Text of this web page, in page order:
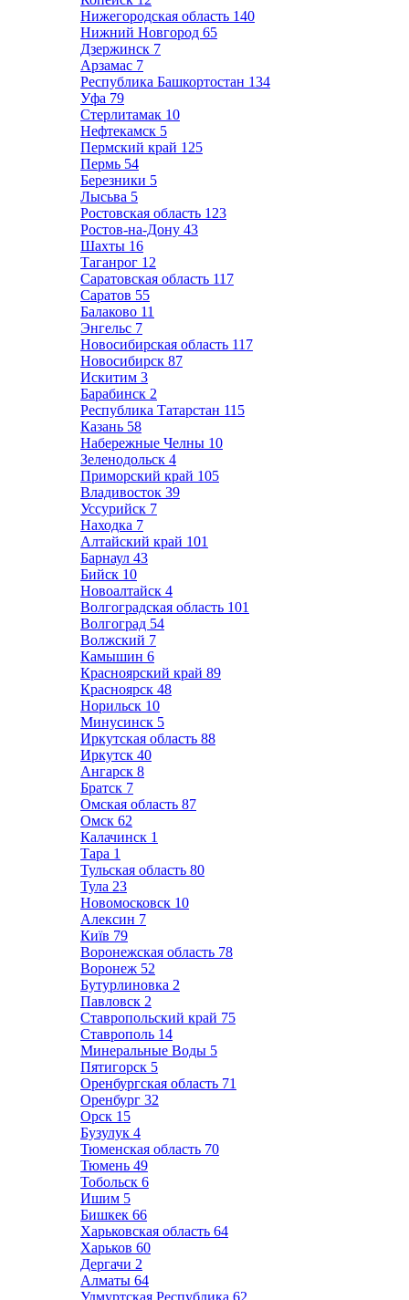
Нижегородская область 140
Нижний Новгород 65
Дзержинск 7
Арзамас 7
Республика Башкортостан 134
Уфа 79
Стерлитамак 10
Нефтекамск 5
Пермский край 125
Пермь 54
Березники 5
Лысьва 5
Ростовская область 123
Ростов-на-Дону 43
Шахты 16
Таганрог 12
Саратовская область 117
Саратов 55
Балаково 11
Энгельс 7
Новосибирская область 117
Новосибирск 87
Искитим 3
Барабинск 2
Республика Татарстан 115
Казань 58
Набережные Челны 10
Зеленодольск 4
Приморский край 105
Владивосток 39
Уссурийск 7
Находка 7
Алтайский край 101
Барнаул 43
Бийск 10
Новоалтайск 4
Волгоградская область 101
Волгоград 54
Волжский 7
Камышин 6
Красноярский край 89
Красноярск 48
Норильск 10
Минусинск 5
Иркутская область 88
Иркутск 40
Ангарск 8
Братск 7
Омская область 87
Омск 62
Калачинск 1
Тара 1
Тульская область 80
Тула 23
Новомосковск 10
Алексин 7
Київ 79
Воронежская область 78
Воронеж 52
Бутурлиновка 2
Павловск 2
Ставропольский край 75
Ставрополь 14
Минеральные Воды 5
Пятигорск 5
Оренбургская область 71
Оренбург 32
Орск 15
Бузулук 4
Тюменская область 70
Тюмень 49
Тобольск 6
Ишим 5
Бишкек 66
Харьковская область 64
Харьков 60
Дергачи 2
Алматы 64
Удмуртская Республика 62